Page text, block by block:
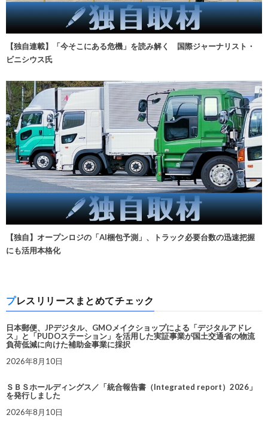
【独自連載】「今そこにある危機」を読み解く 国際ジャーナリスト・
ビニシウス氏
【独自】オープンロジの「AI梱包予測」、トラック必要台数の迅速把握
にも活用本格化
プレスリリースまとめてチェック
日本郵便、JPデジタル、GMOメイクショップによる「デジタルアドレ
ス」と「PUDOステーション」を活用した実証事業が国土交通省の物流
負荷低減に向けた補助金事業に採択
2026年8月10日
ＳＢＳホールディングス／「統合報告書（Integrated report）2026」
を発行しました
2026年8月10日